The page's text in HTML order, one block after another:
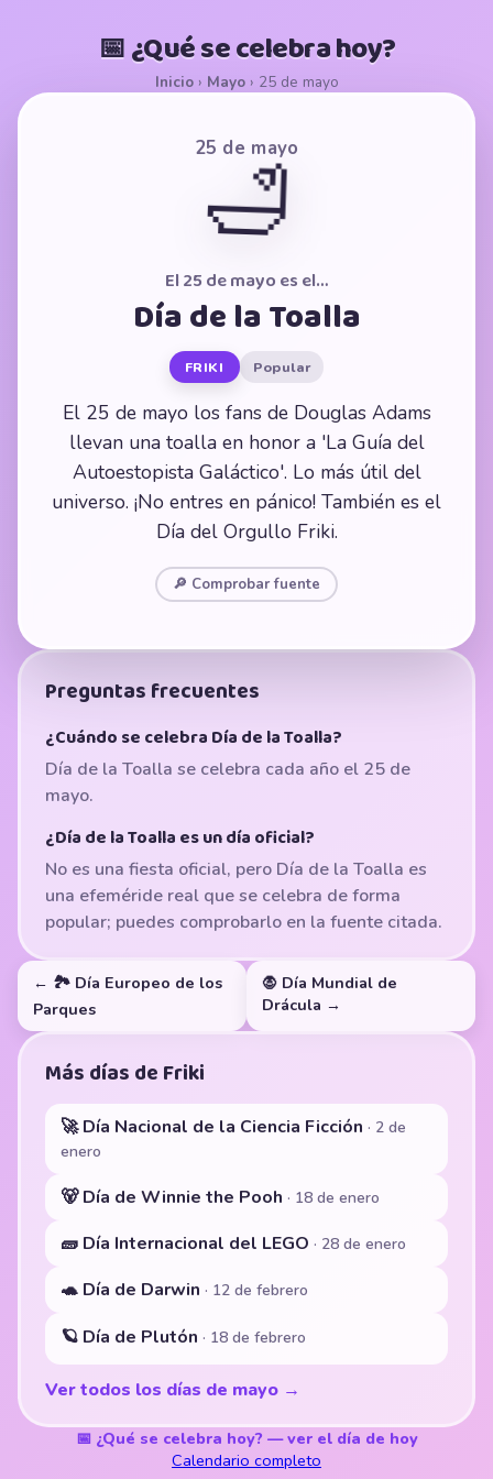
📅 ¿Qué se celebra hoy?
Inicio› Mayo› 25 de mayo
25 de mayo
🛁
El 25 de mayo es el…
Día de la Toalla
FRIKI Popular
El 25 de mayo los fans de Douglas Adams
llevan una toalla en honor a 'La Guía del
Autoestopista Galáctico'. Lo más útil del
universo. ¡No entres en pánico! También es el
Día del Orgullo Friki.
🔎 Comprobar fuente
Preguntas frecuentes
¿Cuándo se celebra Día de la Toalla?
Día de la Toalla se celebra cada año el 25 de
mayo.
¿Día de la Toalla es un día oficial?
No es una fiesta oficial, pero Día de la Toalla es
una efeméride real que se celebra de forma
popular; puedes comprobarlo en la fuente citada.
← 🏞️ Día Europeo de los
Parques
🧛 Día Mundial de
Drácula →
Más días de Friki
🚀 Día Nacional de la Ciencia Ficción · 2 de
enero
🐻 Día de Winnie the Pooh · 18 de enero
🧱 Día Internacional del LEGO · 28 de enero
🐢 Día de Darwin · 12 de febrero
🪐 Día de Plutón · 18 de febrero
Ver todos los días de mayo →
📅 ¿Qué se celebra hoy? — ver el día de hoy
Calendario completo